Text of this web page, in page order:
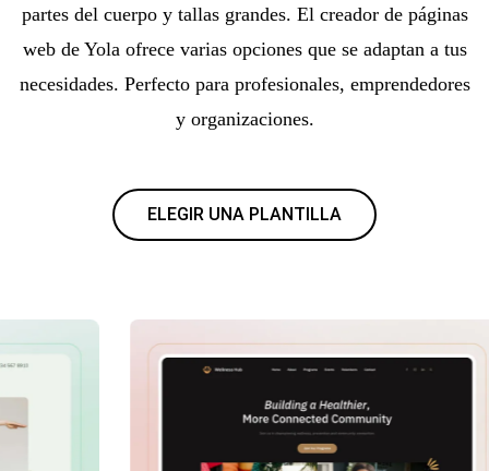
partes del cuerpo y tallas grandes. El creador de páginas
web de Yola ofrece varias opciones que se adaptan a tus
necesidades. Perfecto para profesionales, emprendedores
y organizaciones.
ELEGIR UNA PLANTILLA